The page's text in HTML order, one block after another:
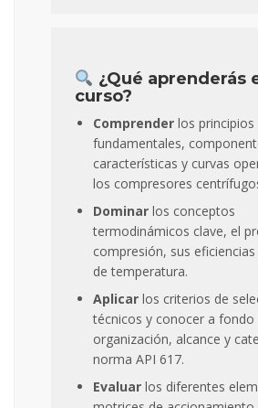
¿Qué aprenderás
curso?
Comprender los principios
fundamentales,
características y curvas
los compresores
Dominar los conceptos
termodinámicos clave, el
compresión, sus
de temperatura.
Aplicar los criterios de
técnicos y conocer a fondo
organización, alcance y
norma API 617.
Evaluar los diferentes